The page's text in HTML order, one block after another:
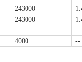
243000
243000
--
--
4000 --